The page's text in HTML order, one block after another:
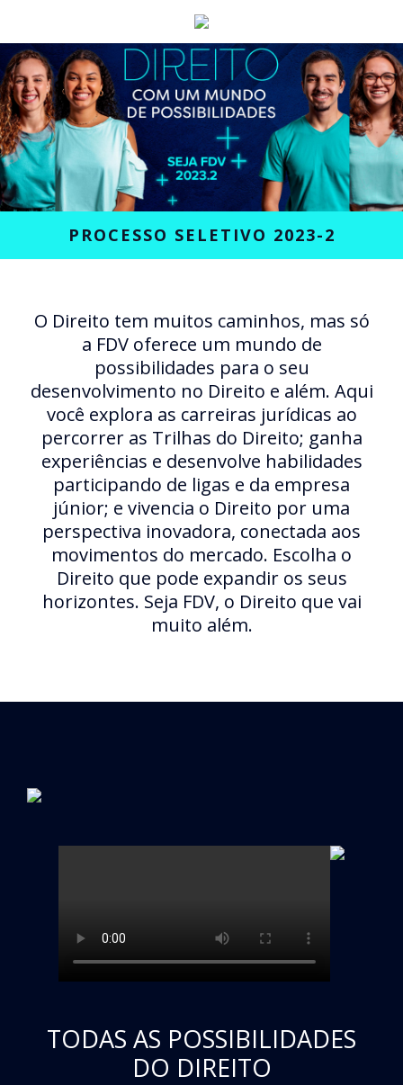
PROCESSO SELETIVO 2023-2
O Direito tem muitos caminhos, mas só
a FDV oferece um mundo de
possibilidades para o seu
desenvolvimento no Direito e além. Aqui
você explora as carreiras jurídicas ao
percorrer as Trilhas do Direito; ganha
experiências e desenvolve habilidades
participando de ligas e da empresa
júnior; e vivencia o Direito por uma
perspectiva inovadora, conectada aos
movimentos do mercado. Escolha o
Direito que pode expandir os seus
horizontes. Seja FDV, o Direito que vai
muito além.
TODAS AS POSSIBILIDADES
DO DIREITO